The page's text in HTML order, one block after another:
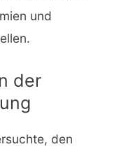
und
der
den